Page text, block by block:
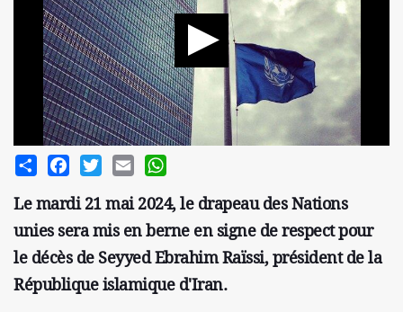
Share FacebookTwitterEmail
Le mardi 21 mai 2024, le drapeau des Nations
unies sera mis en berne en signe de respect pour
le décès de Seyyed Ebrahim Raïssi, président de la
République islamique d'Iran.